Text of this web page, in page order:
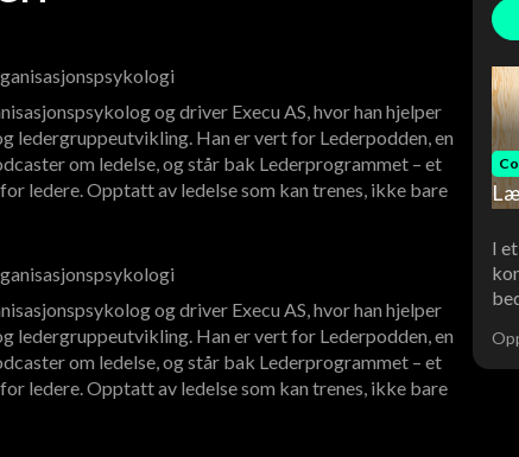
og driver Execu AS, hvor han hjelper
ledergruppeutvikling. Han er vert for Lederpodden, en
om ledelse, og står bak Lederprogrammet – et
ledere. Opptatt av ledelse som kan trenes, ikke bare
og driver Execu AS, hvor han hjelper
ledergruppeutvikling. Han er vert for Lederpodden, en
om ledelse, og står bak Lederprogrammet – et
ledere. Opptatt av ledelse som kan trenes, ikke bare
I